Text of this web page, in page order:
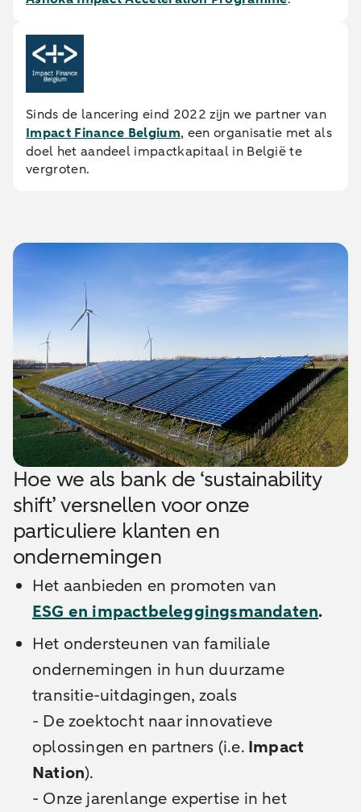
Sinds de lancering eind 2022 zijn we partner van
Impact Finance Belgium, een organisatie met als
doel het aandeel impactkapitaal in België te
vergroten.
Hoe we als bank de ‘sustainability
shift’ versnellen voor onze
particuliere klanten en
ondernemingen
Het aanbieden en promoten van
ESG en impactbeleggingsmandaten.
Het ondersteunen van familiale
ondernemingen in hun duurzame
transitie-uitdagingen, zoals
- De zoektocht naar innovatieve
oplossingen en partners (i.e. Impact
Nation).
- Onze jarenlange expertise in het